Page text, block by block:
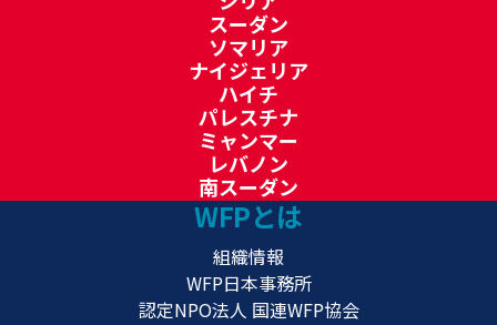
スーダン
ソマリア
ナイジェリア
ハイチ
パレスチナ
ミャンマー
レバノン
南スーダン
WFPとは
組織情報
WFP日本事務所
認定NPO法人 国連WFP協会